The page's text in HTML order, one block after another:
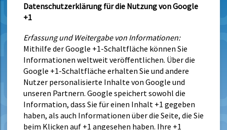
Datenschutzerklärung für die Nutzung von Google
+1
Erfassung und Weitergabe von Informationen:
Mithilfe der Google +1-Schaltfläche können Sie
Informationen weltweit veröffentlichen. Über die
Google +1-Schaltfläche erhalten Sie und andere
Nutzer personalisierte Inhalte von Google und
unseren Partnern. Google speichert sowohl die
Information, dass Sie für einen Inhalt +1 gegeben
haben, als auch Informationen über die Seite, die Sie
beim Klicken auf +1 angesehen haben. Ihre +1